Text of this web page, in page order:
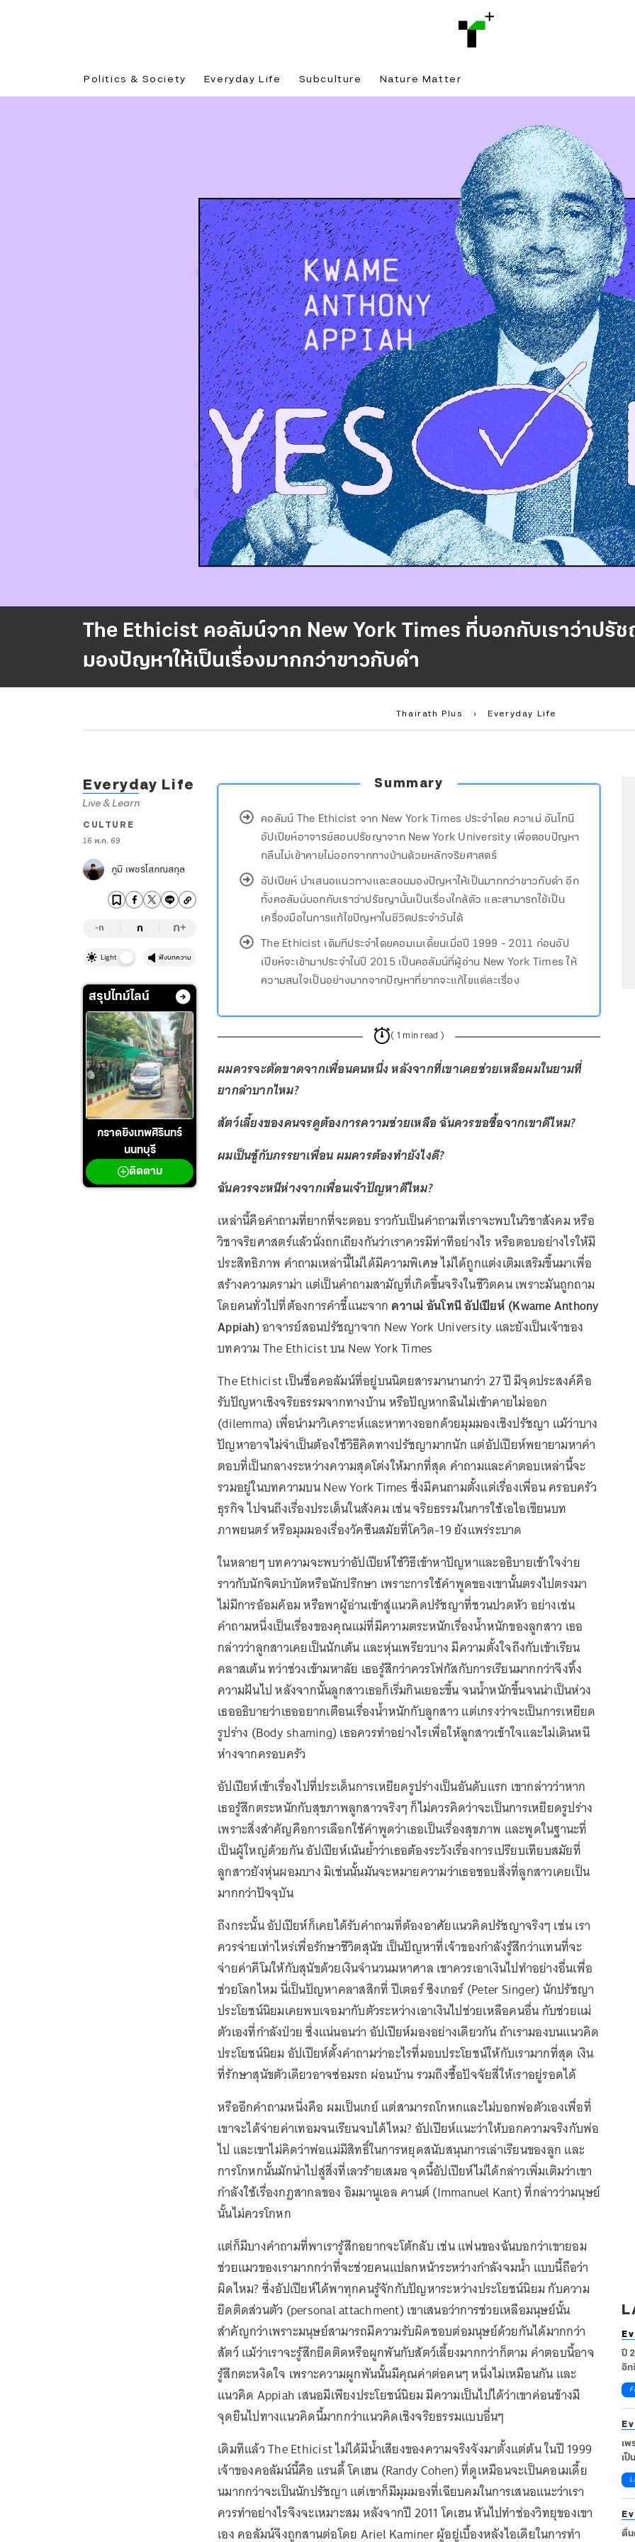
Politics & Society Everyday Life Subculture Nature Matter
The Ethicist คอลัมน์จาก New York Times ที่บอกกับเราว่าปรัช
มองปัญหาให้เป็นเรื่องมากกว่าขาวกับดำ
Thairath Plus › Everyday Life
Everyday Life
Live & Learn
CULTURE
16 พ.ค. 69
ภูมิ เพชรโสภณสกุล
-ก ก ก+
Light ฟังบทความ
สรุปไทม์ไลน์
กราดยิงเทพศิรินทร์
นนทบุรี
ติดตาม
ปี
อิท
เพ
เป็
ชีวิ
ตื่น
Summary
คอลัมน์ The Ethicist จาก New York Times ประจำโดย ควาเม่ อันโทนี
อัปเปียห์อาจารย์สอนปรัชญาจาก New York University เพื่อตอบปัญหา
กลืนไม่เข้าคายไม่ออกจากทางบ้านด้วยหลักจริยศาสตร์
อัปเปียห์ นำเสนอแนวทางและสอนมองปัญหาให้เป็นมากกว่าขาวกับดำ อีก
ทั้งคอลัมน์บอกกับเราว่าปรัชญานั้นเป็นเรื่องใกล้ตัว และสามารถใช้เป็น
เครื่องมือในการแก้ไขปัญหาในชีวิตประจำวันได้
The Ethicist เดิมทีประจำโดยคอมเมเดี้ยนเมื่อปี 1999 - 2011 ก่อนอัป
เปียห์จะเข้ามาประจำในปี 2015 เป็นคอลัมน์ที่ผู้อ่าน New York Times ให้
ความสนใจเป็นอย่างมากจากปัญหาที่ยากจะแก้ไขแต่ละเรื่อง
( 1 min read )
ผมควรจะตัดขาดจากเพื่อนคนหนึ่ง หลังจากที่เขาเคยช่วยเหลือผมในยามที่
ยากลำบากไหม?
สัตว์เลี้ยงของคนจรดูต้องการความช่วยเหลือ ฉันควรขอซื้อจากเขาดีไหม?
ผมเป็นชู้กับภรรยาเพื่อน ผมควรต้องทำยังไงดี?
ฉันควรจะหนีห่างจากเพื่อนเจ้าปัญหาดีไหม?
เหล่านี้คือคำถามที่ยากที่จะตอบ ราวกับเป็นคำถามที่เราจะพบในวิชาสังคม หรือ
วิชาจริยศาสตร์แล้วนั่งถกเถียงกันว่าเราควรมีท่าทีอย่างไร หรือตอบอย่างไรให้มี
ประสิทธิภาพ คำถามเหล่านี้ไม่ได้มีความพิเศษ ไม่ได้ถูกแต่งเติมเสริมขึ้นมาเพื่อ
สร้างความดราม่า แต่เป็นคำถามสามัญที่เกิดขึ้นจริงในชีวิตคน เพราะมันถูกถาม
โดยคนทั่วไปที่ต้องการคำชี้แนะจาก ควาเม่ อันโทนี อัปเปียห์ (Kwame Anthony
Appiah)อาจารย์สอนปรัชญาจาก New York University และยังเป็นเจ้าของ
บทความ The Ethicist บน New York Times
The Ethicist เป็นชื่อคอลัมน์ที่อยู่บนนิตยสารมานานกว่า 27 ปี มีจุดประสงค์คือ
รับปัญหาเชิงจริยธรรมจากทางบ้าน หรือปัญหากลืนไม่เข้าคายไม่ออก
(dilemma) เพื่อนำมาวิเคราะห์และหาทางออกด้วยมุมมองเชิงปรัชญา แม้ว่าบาง
ปัญหาอาจไม่จำเป็นต้องใช้วิธีคิดทางปรัชญามากนัก แต่อัปเปียห์พยายามหาคำ
ตอบที่เป็นกลางระหว่างความสุดโต่งให้มากที่สุด คำถามและคำตอบเหล่านี้จะ
รวมอยู่ในบทความบน New York Times ซึ่งมีคนถามตั้งแต่เรื่องเพื่อน ครอบครัว
ธุรกิจ ไปจนถึงเรื่องประเด็นในสังคม เช่น จริยธรรมในการใช้เอไอเขียนบท
ภาพยนตร์ หรือมุมมองเรื่องวัคซีนสมัยที่โควิด-19 ยังแพร่ระบาด
ในหลายๆ บทความจะพบว่าอัปเปียห์ใช้วิธีเข้าหาปัญหาและอธิบายเข้าใจง่าย
ราวกับนักจิตบำบัดหรือนักปรึกษา เพราะการใช้คำพูดของเขานั้นตรงไปตรงมา
ไม่มีการอ้อมค้อม หรือพาผู้อ่านเข้าสู่แนวคิดปรัชญาที่ชวนปวดหัว อย่างเช่น
คำถามหนึ่งเป็นเรื่องของคุณแม่ที่มีความตระหนักเรื่องน้ำหนักของลูกสาว เธอ
กล่าวว่าลูกสาวเคยเป็นนักเต้น และหุ่นเพรียวบาง มีความตั้งใจถึงกับเข้าเรียน
คลาสเต้น ทว่าช่วงเข้ามหาลัย เธอรู้สึกว่าควรโฟกัสกับการเรียนมากกว่าจึงทิ้ง
ความฝันไป หลังจากนั้นลูกสาวเธอก็เริ่มกินเยอะขึ้น จนน้ำหนักขึ้นจนน่าเป็นห่วง
เธออธิบายว่าเธออยากเตือนเรื่องน้ำหนักกับลูกสาว แต่เกรงว่าจะเป็นการเหยียด
รูปร่าง (Body shaming) เธอควรทำอย่างไรเพื่อให้ลูกสาวเข้าใจและไม่เดินหนี
ห่างจากครอบครัว
อัปเปียห์เข้าเรื่องไปที่ประเด็นการเหยียดรูปร่างเป็นอันดับแรก เขากล่าวว่าหาก
เธอรู้สึกตระหนักกับสุขภาพลูกสาวจริงๆ ก็ไม่ควรคิดว่าจะเป็นการเหยียดรูปร่าง
เพราะสิ่งสำคัญคือการเลือกใช้คำพูดว่าเธอเป็นเรื่องสุขภาพ และพูดในฐานะที่
เป็นผู้ใหญ่ด้วยกัน อัปเปียห์เน้นย้ำว่าเธอต้องระวังเรื่องการเปรียบเทียบสมัยที่
ลูกสาวยังหุ่นผอมบาง มิเช่นนั้นมันจะหมายความว่าเธอชอบสิ่งที่ลูกสาวเคยเป็น
มากกว่าปัจจุบัน
ถึงกระนั้น อัปเปียห์ก็เคยได้รับคำถามที่ต้องอาศัยแนวคิดปรัชญาจริงๆ เช่น เรา
ควรจ่ายเท่าไหร่เพื่อรักษาชีวิตสุนัข เป็นปัญหาที่เจ้าของกำลังรู้สึกว่าแทนที่จะ
จ่ายค่าคีโมให้กับสุนัขด้วยเงินจำนวนมหาศาล เขาควรเอาเงินไปทำอย่างอื่นเพื่อ
ช่วยโลกไหม นี่เป็นปัญหาคลาสสิกที่ ปีเตอร์ ซิงเกอร์ (Peter Singer) นักปรัชญา
ประโยชน์นิยมเคยพบเจอมากับตัวระหว่างเอาเงินไปช่วยเหลือคนอื่น กับช่วยแม่
ตัวเองที่กำลังป่วย ซึ่งแน่นอนว่า อัปเปียห์มองอย่างเดียวกัน ถ้าเรามองบนแนวคิด
ประโยชน์นิยม อัปเปียห์ตั้งคำถามว่าอะไรที่มอบประโยชน์ให้กับเรามากที่สุด เงิน
ที่รักษาสุนัขตัวเดียวอาจซ่อมรถ ผ่อนบ้าน รวมถึงซื้อปัจจัยสี่ให้เราอยู่รอดได้
หรืออีกคำถามหนึ่งคือ ผมเป็นเกย์ แต่สามารถโกหกและไม่บอกพ่อตัวเองเพื่อที่
เขาจะได้จ่ายค่าเทอมจนเรียนจบได้ไหม? อัปเปียห์แนะว่าให้บอกความจริงกับพ่อ
ไป และเขาไม่คิดว่าพ่อแม่มีสิทธิ์ในการหยุดสนับสนุนการเล่าเรียนของลูก และ
การโกหกนั้นมักนำไปสู่สิ่งที่เลวร้ายเสมอ จุดนี้อัปเปียห์ไม่ได้กล่าวเพิ่มเติมว่าเขา
กำลังใช้เรื่องกฎสากลของ อิมมานูเอล คานต์ (Immanuel Kant) ที่กล่าวว่ามนุษย์
นั้นไม่ควรโกหก
แต่ก็มีบางคำถามที่พาเรารู้สึกอยากจะโต้กลับ เช่น แฟนของฉันบอกว่าเขายอม
ช่วยแมวของเรามากกว่าที่จะช่วยคนแปลกหน้าระหว่างกำลังจมน้ำ แบบนี้ถือว่า
ผิดไหม? ซึ่งอัปเปียห์ได้พาทุกคนรู้จักกับปัญหาระหว่างประโยชน์นิยม กับความ
ยึดติดส่วนตัว (personal attachment) เขาเสนอว่าการช่วยเหลือมนุษย์นั้น
สำคัญกว่าเพราะมนุษย์สามารถมีความรับผิดชอบต่อมนุษย์ด้วยกันได้มากกว่า
สัตว์ แม้ว่าเราจะรู้สึกยึดติดหรือผูกพันกับสัตว์เลี้ยงมากกว่าก็ตาม คำตอบนี้อาจ
รู้สึกตะหงิดใจ เพราะความผูกพันนั้นมีคุณค่าต่อคนๆ หนึ่งไม่เหมือนกัน และ
แนวคิด Appiah เสนอมีเพียงประโยชน์นิยม มีความเป็นไปได้ว่าเขาค่อนข้างมี
จุดยืนไปทางแนวคิดนี้มากกว่าแนวคิดเชิงจริยธรรมแบบอื่นๆ
เดิมทีแล้ว The Ethicist ไม่ได้มีน้ำเสียงของความจริงจังมาตั้งแต่ต้น ในปี 1999
เจ้าของคอลัมน์นี้คือ แรนดี้ โคเฮน (Randy Cohen) ที่ดูเหมือนจะเป็นคอเมเดี้ย
นมากกว่าจะเป็นนักปรัชญา แต่เขาก็มีมุมมองที่เฉียบคมในการเสนอแนะว่าเรา
ควรทำอย่างไรจึงจะเหมาะสม หลังจากปี 2011 โคเฮน หันไปทำช่องวิทยุของเขา
เอง คอลัมน์จึงถูกสานต่อโดย Ariel Kaminer ผู้อยู่เบื้องหลังไอเดียในการทำ